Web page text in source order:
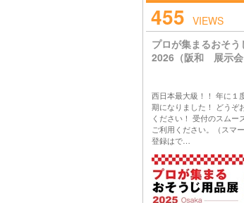
455 VIEWS
プロが集まるおそう
2026（阪和 展示会
西日本最大級！！ 年に１
期になりました！ どうぞ
ください！ 受付のスムー
ご利用ください。（スマ
登録はで…